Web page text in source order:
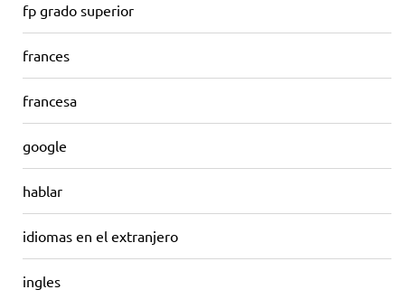
fp grado superior
frances
francesa
google
hablar
idiomas en el extranjero
ingles